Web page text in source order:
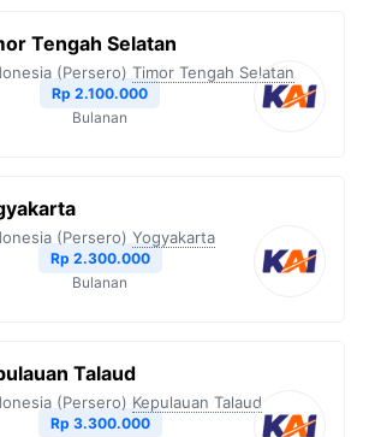
Tengah Selatan
(Persero) Timor Tengah Selatan
Rp 2.100.000
Bulanan
(Persero) Yogyakarta
Rp 2.300.000
Bulanan
Talaud
(Persero) Kepulauan Talaud
Rp 3.300.000